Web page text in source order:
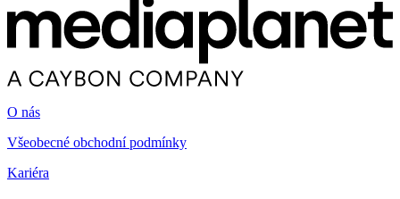
O nás
Všeobecné obchodní podmínky
Kariéra